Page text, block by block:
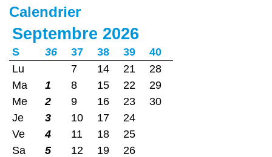
Calendrier
Septembre 2026
S 36 37 38 39
40
Lu
7 14 21
28
Ma
1 8 15 22
29
Me
2 9 16 23
30
Je
3 10 17
24
Ve
4 11 18
25
Sa
5 12 19
26